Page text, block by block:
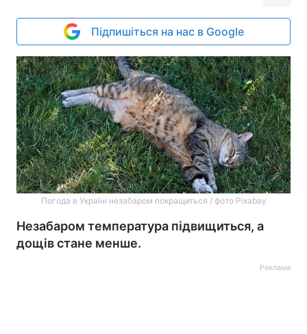
Підпишіться на нас в Google
Погода в Україні незабаром покращиться / фото Pixabay
Незабаром температура підвищиться, а
дощів стане менше.
Реклама